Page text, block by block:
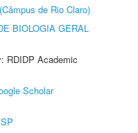
de Rio Claro)
BIOLOGIA GERAL
RDIDP Academic
Scholar